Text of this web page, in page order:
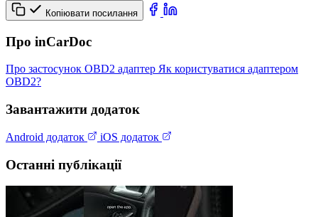
Копіювати посилання
Про inCarDoc
Про застосунок OBD2 адаптер Як користуватися адаптером
OBD2?
Завантажити додаток
Android додаток iOS додаток
Останні публікації